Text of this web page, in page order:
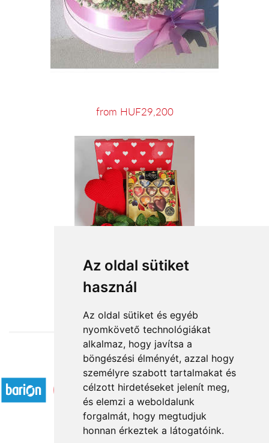
Az oldal sütiket
használ
Az oldal sütiket és egyéb
nyomkövető technológiákat
alkalmaz, hogy javítsa a
böngészési élményét, azzal hogy
személyre szabott tartalmakat és
célzott hirdetéseket jelenít meg,
és elemzi a weboldalunk
forgalmát, hogy megtudjuk
honnan érkeztek a látogatóink.
from HUF29,200
from HUF14,880
Accepted payment methods